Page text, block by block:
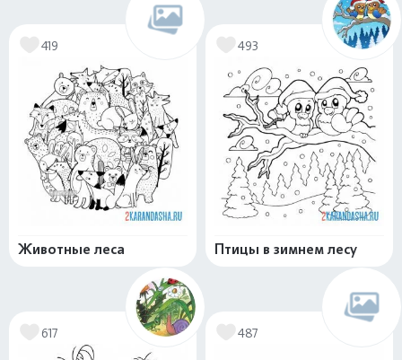
419
Животные леса
493
Птицы в зимнем лесу
617 487